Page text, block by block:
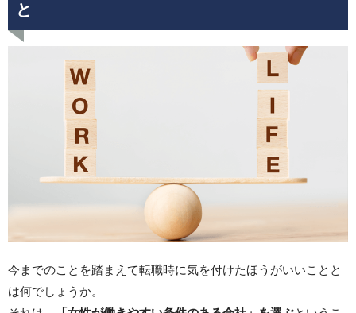
と
今までのことを踏まえて転職時に気を付けたほうがいいことと
は何でしょうか。